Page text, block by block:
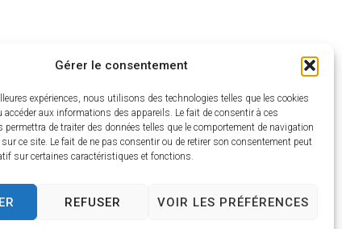
Gérer le consentement
expériences, nous utilisons des technologies telles que les cookies
accéder aux informations des appareils. Le fait de consentir à ces
permettra de traiter des données telles que le comportement de navigation
ce site. Le fait de ne pas consentir ou de retirer son consentement peut
sur certaines caractéristiques et fonctions.
REFUSER VOIR LES PRÉFÉRENCES
Onzain 41150 Veuzain-sur-